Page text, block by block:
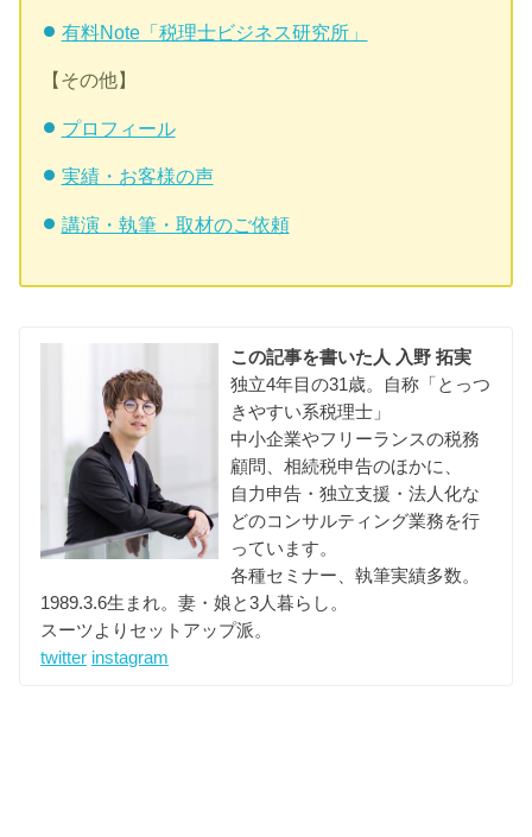
有料Note「税理士ビジネス研究所」
【その他】
プロフィール
実績・お客様の声
講演・執筆・取材のご依頼
この記事を書いた人 入野 拓実
独立4年目の31歳。自称「とっつ
きやすい系税理士」
中小企業やフリーランスの税務
顧問、相続税申告のほかに、
自力申告・独立支援・法人化な
どのコンサルティング業務を行
っています。
各種セミナー、執筆実績多数。
1989.3.6生まれ。妻・娘と3人暮らし。
スーツよりセットアップ派。
twitter instagram